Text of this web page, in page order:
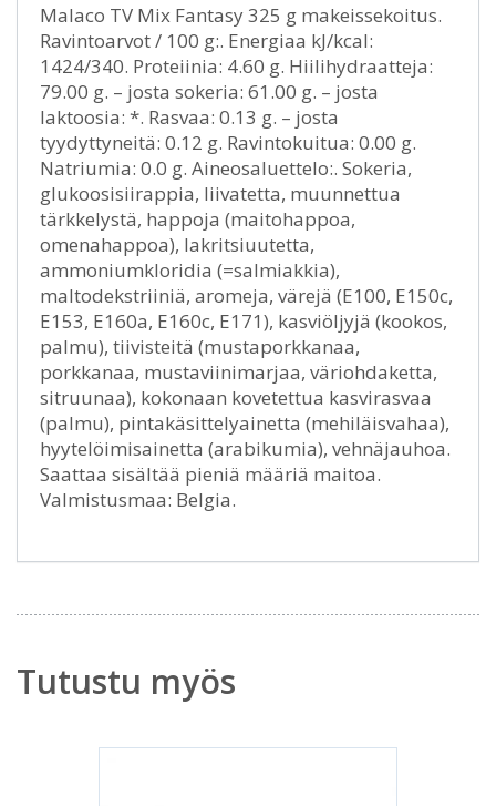
Malaco TV Mix Fantasy 325 g makeissekoitus.
Ravintoarvot / 100 g:. Energiaa kJ/kcal:
1424/340. Proteiinia: 4.60 g. Hiilihydraatteja:
79.00 g. – josta sokeria: 61.00 g. – josta
laktoosia: *. Rasvaa: 0.13 g. – josta
tyydyttyneitä: 0.12 g. Ravintokuitua: 0.00 g.
Natriumia: 0.0 g. Aineosaluettelo:. Sokeria,
glukoosisiirappia, liivatetta, muunnettua
tärkkelystä, happoja (maitohappoa,
omenahappoa), lakritsiuutetta,
ammoniumkloridia (=salmiakkia),
maltodekstriiniä, aromeja, värejä (E100, E150c,
E153, E160a, E160c, E171), kasviöljyjä (kookos,
palmu), tiivisteitä (mustaporkkanaa,
porkkanaa, mustaviinimarjaa, väriohdaketta,
sitruunaa), kokonaan kovetettua kasvirasvaa
(palmu), pintakäsittelyainetta (mehiläisvahaa),
hyytelöimisainetta (arabikumia), vehnäjauhoa.
Saattaa sisältää pieniä määriä maitoa.
Valmistusmaa: Belgia.
Tutustu myös